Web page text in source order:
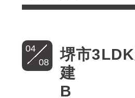
04
08
堺市
建